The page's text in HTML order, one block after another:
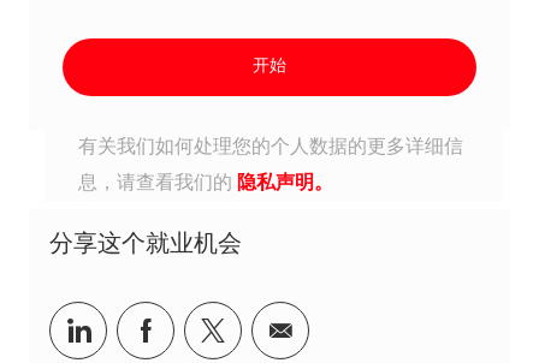
开始
有关我们如何处理您的个人数据的更多详细信
息，请查看我们的 隐私声明。
分享这个就业机会
分享到Linkedin
分享到Facebook
分享到Twitter
分享到电子邮件